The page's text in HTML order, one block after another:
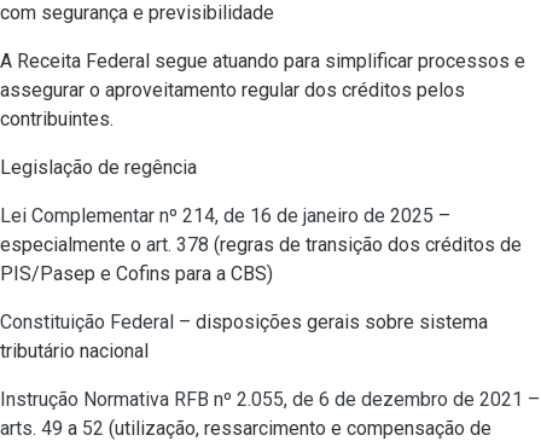
com segurança e previsibilidade
A Receita Federal segue atuando para simplificar processos e
assegurar o aproveitamento regular dos créditos pelos
contribuintes.
Legislação de regência
Lei Complementar nº 214, de 16 de janeiro de 2025 –
especialmente o art. 378 (regras de transição dos créditos de
PIS/Pasep e Cofins para a CBS)
Constituição Federal – disposições gerais sobre sistema
tributário nacional
Instrução Normativa RFB nº 2.055, de 6 de dezembro de 2021 –
arts. 49 a 52 (utilização, ressarcimento e compensação de